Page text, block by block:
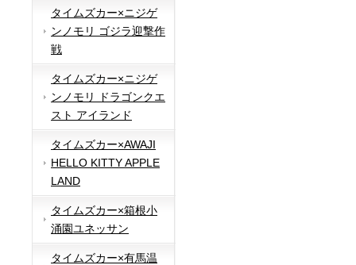
タイムズカー×ニジゲ
ンノモリ ゴジラ迎撃作
戦
タイムズカー×ニジゲ
ンノモリ ドラゴンクエ
スト アイランド
タイムズカー×AWAJI
HELLO KITTY APPLE
LAND
タイムズカー×箱根小
涌園ユネッサン
タイムズカー×有馬温